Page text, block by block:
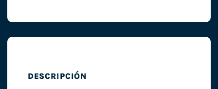
DESCRIPCIÓN